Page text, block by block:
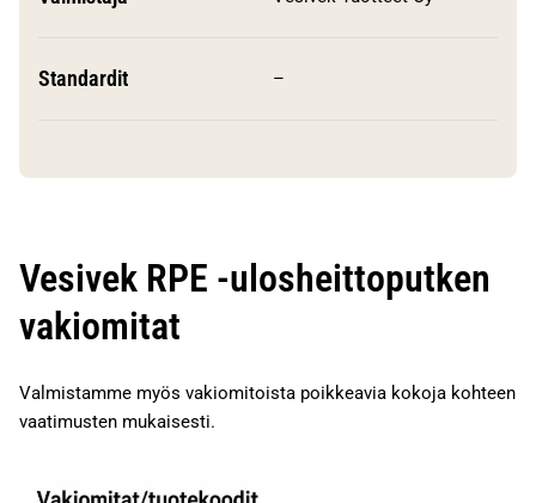
Standardit –
Vesivek RPE -ulosheittoputken
vakiomitat
Valmistamme myös vakiomitoista poikkeavia kokoja kohteen
vaatimusten mukaisesti.